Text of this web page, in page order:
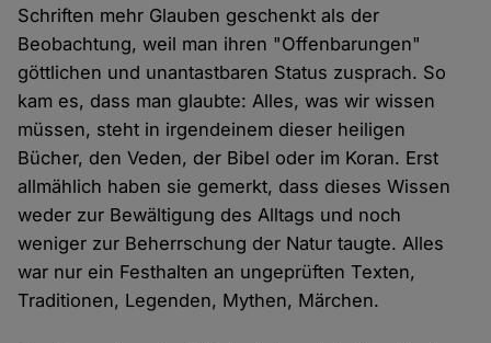
Schriften mehr Glauben geschenkt als der
Beobachtung, weil man ihren "Offenbarungen"
göttlichen und unantastbaren Status zusprach. So
kam es, dass man glaubte: Alles, was wir wissen
müssen, steht in irgendeinem dieser heiligen
Bücher, den Veden, der Bibel oder im Koran. Erst
allmählich haben sie gemerkt, dass dieses Wissen
weder zur Bewältigung des Alltags und noch
weniger zur Beherrschung der Natur taugte. Alles
war nur ein Festhalten an ungeprüften Texten,
Traditionen, Legenden, Mythen, Märchen.